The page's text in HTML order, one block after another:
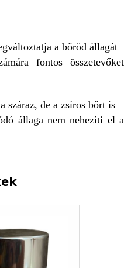
a bőröd állagát
fontos összetevőket
száraz, de a zsíros bőrt is
állaga nem nehezíti el a